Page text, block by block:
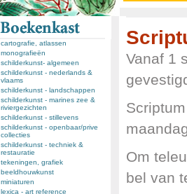
cartografie, atlassen
monografieën
schilderkunst- algemeen
schilderkunst - nederlands &
vlaams
schilderkunst - landschappen
schilderkunst - marines zee &
riviergezichten
schilderkunst - stillevens
schilderkunst - openbaar/prive
collecties
schilderkunst - techniek &
restauratie
tekeningen, grafiek
beeldhouwkunst
miniaturen
lexica - art reference
Vanaf 1
Om
bel van